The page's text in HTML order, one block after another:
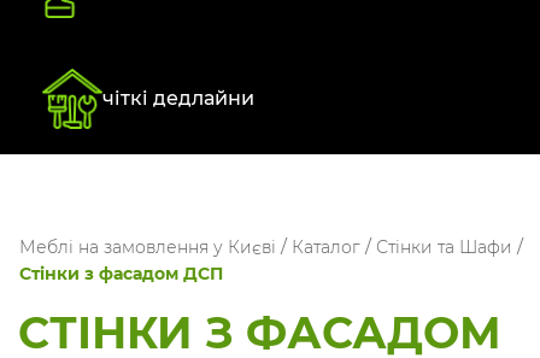
чіткі дедлайни
Меблі на замовлення у Києві / Каталог / Стінки та Шафи /
Стінки з фасадом ДСП
СТІНКИ З ФАСАДОМ